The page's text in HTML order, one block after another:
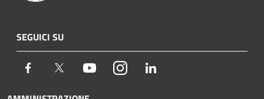
SEGUICI SU
Facebook Twitter YoutubeInstagram